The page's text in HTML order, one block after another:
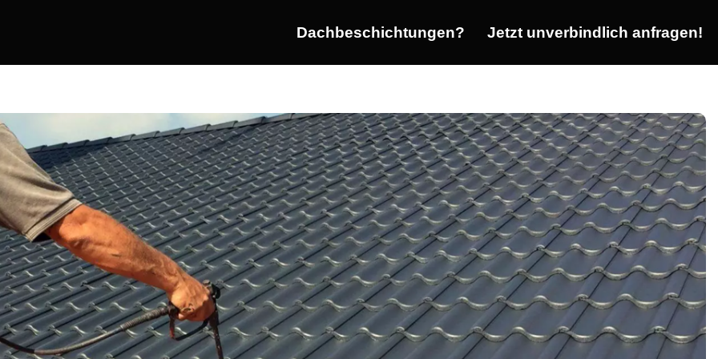
Dachbeschichtungen? Jetzt unverbindlich anfragen!